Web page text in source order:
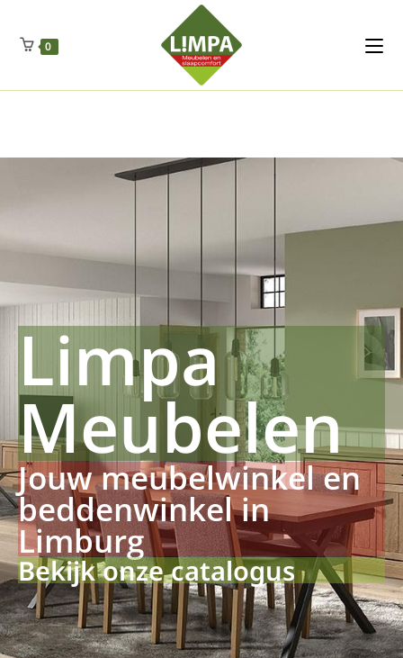
Regenschut
Drueckerpro
Fettsauren Dekemax Kapselmed
Luftkuhlen Zauberfan Netzfenste Insektensc
0
Limpa
Meubelen
Jouw meubelwinkel en
beddenwinkel in
Limburg
Bekijk onze catalogus